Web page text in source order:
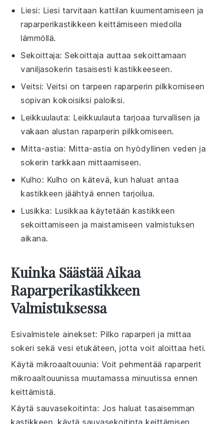
Liesi: Liesi tarvitaan kattilan kuumentamiseen ja
raparperikastikkeen keittämiseen miedolla
lämmöllä.
Sekoittaja: Sekoittaja auttaa sekoittamaan
vaniljasokerin tasaisesti kastikkeeseen.
Veitsi: Veitsi on tarpeen raparperin pilkkomiseen
sopivan kokoisiksi paloiksi.
Leikkuulauta: Leikkuulauta tarjoaa turvallisen ja
vakaan alustan raparperin pilkkomiseen.
Mitta-astia: Mitta-astia on hyödyllinen veden ja
sokerin tarkkaan mittaamiseen.
Kulho: Kulho on kätevä, kun haluat antaa
kastikkeen jäähtyä ennen tarjoilua.
Lusikka: Lusikkaa käytetään kastikkeen
sekoittamiseen ja maistamiseen valmistuksen
aikana.
Kuinka Säästää Aikaa
Raparperikastikkeen
Valmistuksessa
Esivalmistele ainekset: Pilkoraparperi ja mittaa
sokeri sekävesi etukäteen, jotta voit aloittaa heti.
Käytä mikroaaltouunia: Voit pehmentääraparperit
mikroaaltouunissa muutamassa minuutissa ennen
keittämistä.
Käytä sauvasekoitinta: Jos haluat tasaisemman